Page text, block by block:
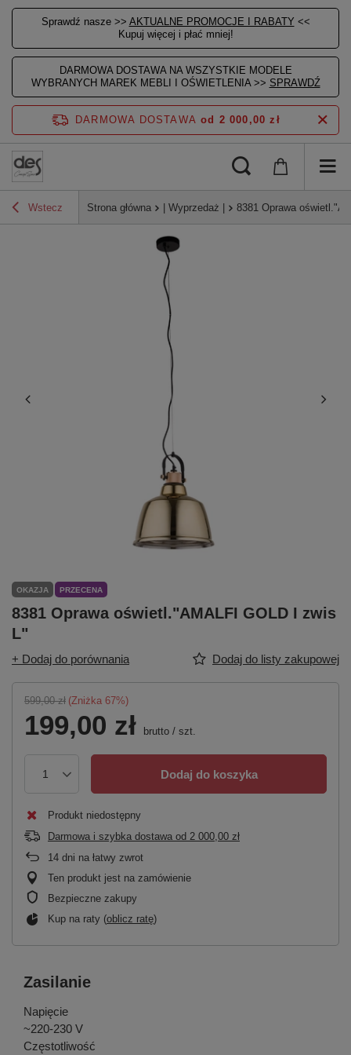
Sprawdź nasze >> AKTUALNE PROMOCJE I RABATY <<
Kupuj więcej i płać mniej!
DARMOWA DOSTAWA NA WSZYSTKIE MODELE
WYBRANYCH MAREK MEBLI I OŚWIETLENIA >> SPRAWDŹ
DARMOWA DOSTAWA od 2 000,00 zł
Wstecz Strona główna | Wyprzedaż | 8381 Oprawa
OKAZJA PRZECENA
8381 Oprawa oświetl."AMALFI GOLD I zwis
L"
+ Dodaj do porównania Dodaj do listy zakupowej
599,00 zł (Zniżka 67%)
199,00 zł brutto / szt.
Dodaj do koszyka
Produkt niedostępny
Darmowa i szybka dostawa od 2 000,00 zł
14 dni na łatwy zwrot
Ten produkt jest na zamówienie
Bezpieczne zakupy
Kup na raty (oblicz ratę)
Zasilanie
Napięcie
~220-230 V
Częstotliwość